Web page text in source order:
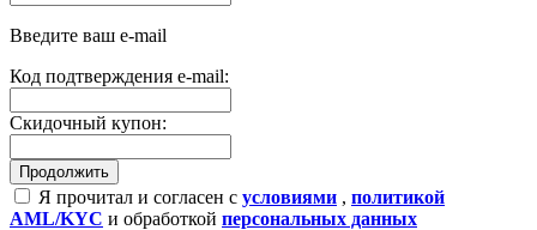
Введите ваш e-mail
Код подтверждения e-mail:
Скидочный купон:
Я прочитал и согласен с условиями , политикой
AML/KYC и обработкой персональных данных